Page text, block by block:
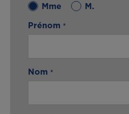
Mme M.
Prénom
Nom